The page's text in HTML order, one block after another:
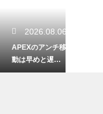
2026.08.06
APEXのアンチ移
動は早めと遅め
どちらが正解？